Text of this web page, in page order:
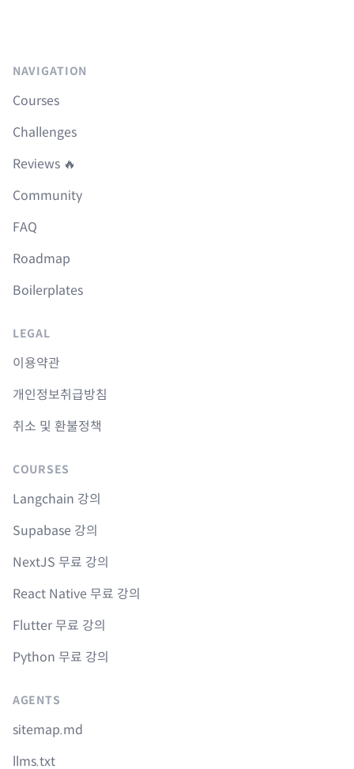
NAVIGATION
Courses
Challenges
Reviews 🔥
Community
FAQ
Roadmap
Boilerplates
LEGAL
이용약관
개인정보취급방침
취소 및 환불정책
COURSES
Langchain 강의
Supabase 강의
NextJS 무료 강의
React Native 무료 강의
Flutter 무료 강의
Python 무료 강의
AGENTS
sitemap.md
llms.txt